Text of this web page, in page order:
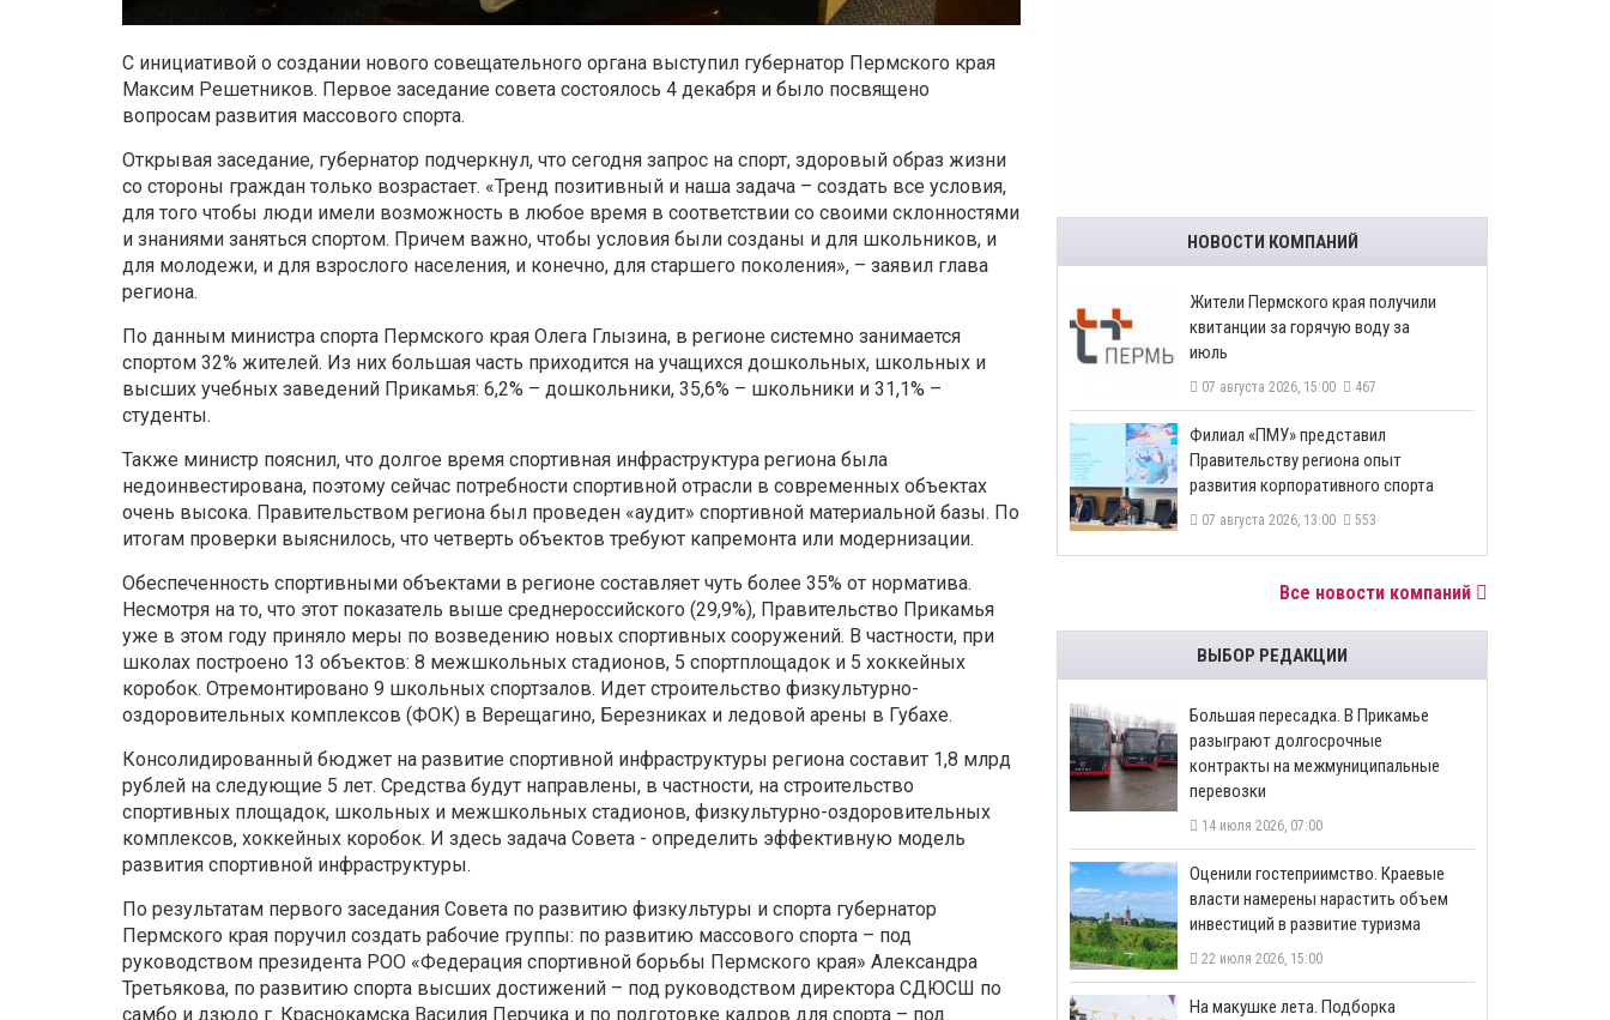
С инициативой о создании нового совещательного органа выступил губернатор Пермского края
Максим Решетников. Первое заседание совета состоялось 4 декабря и было посвящено
вопросам развития массового спорта.
Открывая заседание, губернатор подчеркнул, что сегодня запрос на спорт, здоровый образ жизни
со стороны граждан только возрастает. «Тренд позитивный и наша задача – создать все условия,
для того чтобы люди имели возможность в любое время в соответствии со своими склонностями
и знаниями заняться спортом. Причем важно, чтобы условия были созданы и для школьников, и
для молодежи, и для взрослого населения, и конечно, для старшего поколения», – заявил глава
региона.
По данным министра спорта Пермского края Олега Глызина, в регионе системно занимается
спортом 32% жителей. Из них большая часть приходится на учащихся дошкольных, школьных и
высших учебных заведений Прикамья: 6,2% – дошкольники, 35,6% – школьники и 31,1% –
студенты.
Также министр пояснил, что долгое время спортивная инфраструктура региона была
недоинвестирована, поэтому сейчас потребности спортивной отрасли в современных объектах
очень высока. Правительством региона был проведен «аудит» спортивной материальной базы. По
итогам проверки выяснилось, что четверть объектов требуют капремонта или модернизации.
Обеспеченность спортивными объектами в регионе составляет чуть более 35% от норматива.
Несмотря на то, что этот показатель выше среднероссийского (29,9%), Правительство Прикамья
уже в этом году приняло меры по возведению новых спортивных сооружений. В частности, при
школах построено 13 объектов: 8 межшкольных стадионов, 5 спортплощадок и 5 хоккейных
коробок. Отремонтировано 9 школьных спортзалов. Идет строительство физкультурно-
оздоровительных комплексов (ФОК) в Верещагино, Березниках и ледовой арены в Губахе.
Консолидированный бюджет на развитие спортивной инфраструктуры региона составит 1,8 млрд
рублей на следующие 5 лет. Средства будут направлены, в частности, на строительство
спортивных площадок, школьных и межшкольных стадионов, физкультурно-оздоровительных
комплексов, хоккейных коробок. И здесь задача Совета - определить эффективную модель
развития спортивной инфраструктуры.
По результатам первого заседания Совета по развитию физкультуры и спорта губернатор
Пермского края поручил создать рабочие группы: по развитию массового спорта – под
руководством президента РОО «Федерация спортивной борьбы Пермского края» Александра
Третьякова, по развитию спорта высших достижений – под руководством директора СДЮСШ по
самбо и дзюдо г. Краснокамска Василия Перчика и по подготовке кадров для спорта – под
НОВОСТИ КОМПАНИЙ
​Жители Пермского края получили
квитанции за горячую воду за
июль
07 августа 2026, 15:00 467
​Филиал «ПМУ» представил
Правительству региона опыт
развития корпоративного спорта
07 августа 2026, 13:00 553
Все новости компаний
ВЫБОР РЕДАКЦИИ
Большая пересадка. В Прикамье
разыграют долгосрочные
контракты на межмуниципальные
перевозки
14 июля 2026, 07:00
Оценили гостеприимство. Краевые
власти намерены нарастить объем
инвестиций в развитие туризма
22 июля 2026, 15:00
На макушке лета. Подборка